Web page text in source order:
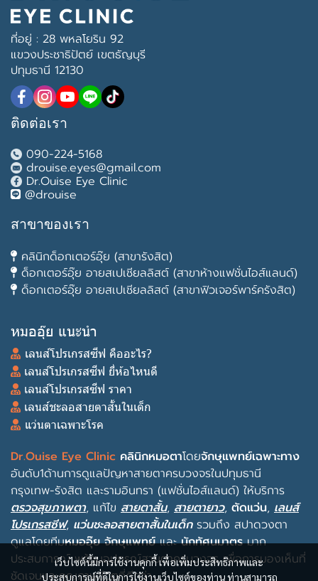
เว็บไซต์นี้มีการใช้งานคุกกี้ เพื่อเพิ่มประสิทธิภาพและ
ประสบการณ์ที่ดีในการใช้งานเว็บไซต์ของท่าน ท่านสามารถ
ที่อยู่ : 28 พหลโยริน 92
แขวงประชาธิปัตย์ เขตธัญบุรี
ปทุมธานี 12130
ติดต่อเรา
090-224-5168
drouise.eyes@gmail.com
Dr.Ouise Eye Clinic
@drouise
สาขาของเรา
คลินิกด็อกเตอร์อุ๊ย (สาขารังสิต)
ด็อกเตอร์อุ๊ย อายสเปเชียลลิสต์ (สาขาห้างแฟชั่นไอส์แลนด์)
ด็อกเตอร์อุ๊ย อายสเปเชียลลิสต์ (สาขาฟิวเจอร์พาร์ครังสิต)
หมออุ๊ย แนะนำ
เลนส์โปรเกรสซีฟ คืออะไร?
เลนส์โปรเกรสซีฟ ยี่ห้อไหนดี
เลนส์โปรเกรสซีฟ ราคา
เลนส์ชะลอสายตาสั้นในเด็ก
แว่นตาเฉพาะโรค
Dr.Ouise Eye Clinic คลินิกหมอตาโดยจักษุแพทย์เฉพาะทาง
อันดับ1ด้านการดูแลปัญหาสายตาครบวงจรในปทุมธานี
กรุงเทพ-รังสิต และรามอินทรา (แฟชั่นไอส์แลนด์) ให้บริการ
ตรวจสุขภาพตา, แก้ไข สายตาสั้น, สายตายาว, ตัดแว่น, เลนส์
โปรเกรสซีฟ, แว่นชะลอสายตาสั้นในเด็ก รวมถึง สปาดวงตา
ดูแลโดยทีมหมออุ๊ย จักษุแพทย์และนักทัศนมาตรมาก
ประสบการณ์ พร้อมอุปกรณ์สายตาครบวงจรเพื่อการมองเห็นที่
ชัดเจนและคุณภาพชีวิตที่ดีกว่า